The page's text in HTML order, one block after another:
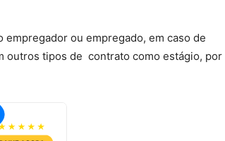
ou empregado, em caso de
outros tipos de contrato como estágio, por